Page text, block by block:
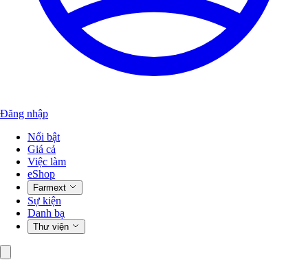
Đăng nhập
Nổi bật
Giá cả
Việc làm
eShop
Farmext
Sự kiện
Danh bạ
Thư viện